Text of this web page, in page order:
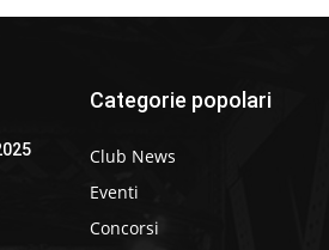
Categorie popolari
Club News
Eventi
Concorsi